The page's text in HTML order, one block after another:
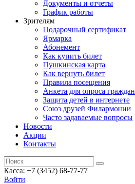
Документы и отчеты
График работы
Зрителям
Подарочный сертификат
Ярмарка
Абонемент
Как купить билет
Пушкинская карта
Как вернуть билет
Правила посещения
Анкета для опроса граждан
Защита детей в интернете
Союз друзей Филармонии
Часто задаваемые вопросы
Новости
Акции
Контакты
Касса: +7 (3452) 68-77-77
Войти